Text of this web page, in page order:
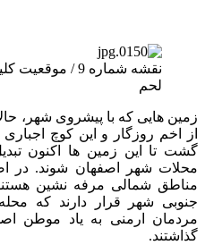
نقشه شماره 9 /
لحم
زمین هایی که با پیشروی شهر،
از اخم روزگار و این کوچ
گشت تا این زمین ها اکنون
محلات شهر اصفهان شوند. در
مناطق شمالی مرفه نشین
جنوبی شهر قرار دارند که
مردمان ارمنی به یاد موطن
گذاشتند.